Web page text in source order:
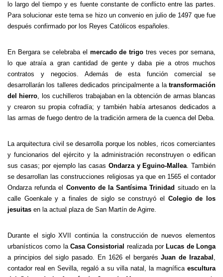
lo largo del tiempo y es fuente constante de conflicto entre las partes.
Para solucionar este tema se hizo un convenio en julio de 1497 que fue
después confirmado por los Reyes Católicos españoles.
En Bergara se celebraba el mercado de trigo tres veces por semana,
lo que atraía a gran cantidad de gente y daba pie a otros muchos
contratos y negocios. Además de esta función comercial se
desarrollarán los talleres dedicados principalmente a la transformación
del hierro, los cuchilleros trabajaban en la obtención de armas blancas
y crearon su propia cofradía; y también había artesanos dedicados a
las armas de fuego dentro de la tradición armera de la cuenca del Deba.
La arquitectura civil se desarrolla porque los nobles, ricos comerciantes
y funcionarios del ejército y la administración reconstruyen o edifican
sus casas; por ejemplo las casas Ondarza y Eguino-Mallea. También
se desarrollan las construcciones religiosas ya que en 1565 el contador
Ondarza refunda el Convento de la Santísima Trinidad situado en la
calle Goenkale y a finales de siglo se construyó el Colegio de los
jesuitas en la actual plaza de San Martín de Agirre.
Durante el siglo XVII continúa la construcción de nuevos elementos
urbanísticos como la Casa Consistorial realizada por Lucas de Longa
a principios del siglo pasado. En 1626 el bergarésJuan de Irazabal ,
contador real en Sevilla, regaló a su villa natal, la magnífica escultura